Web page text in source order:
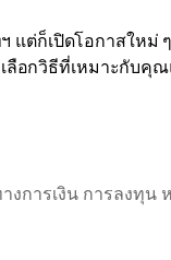
แต่ก็เปิดโอกาสใหม่
ลือกวิธีที่เหมาะกับคุ
การเงิน การลงทุน